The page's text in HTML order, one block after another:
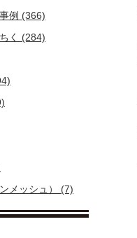
例 (366)
く (284)
メッシュ） (7)